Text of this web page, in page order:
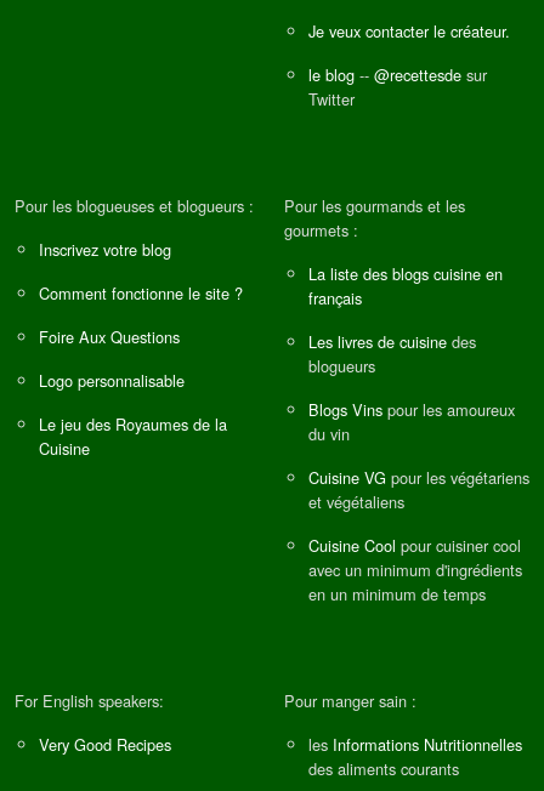
Je veux contacter le créateur.
le blog -- @recettesde sur
Twitter
Pour les blogueuses et blogueurs :
Inscrivez votre blog
Comment fonctionne le site ?
Foire Aux Questions
Logo personnalisable
Le jeu des Royaumes de la
Cuisine
Pour les gourmands et les
gourmets :
La liste des blogs cuisine en
français
Les livres de cuisine des
blogueurs
Blogs Vins pour les amoureux
du vin
Cuisine VG pour les végétariens
et végétaliens
Cuisine Cool pour cuisiner cool
avec un minimum d'ingrédients
en un minimum de temps
For English speakers:
Very Good Recipes
Pour manger sain :
les Informations Nutritionnelles
des aliments courants